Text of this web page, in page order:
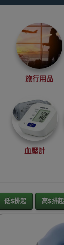
旅行用品
血壓計
面部美容工具
低$排起 高$排起